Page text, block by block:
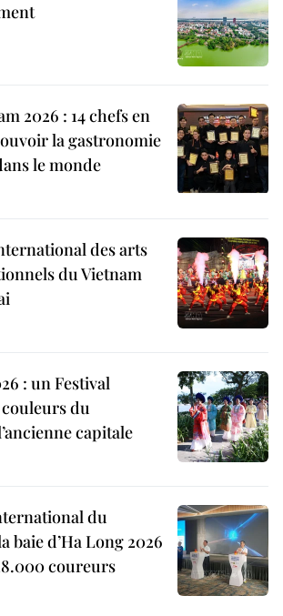
2026 : 14 chefs en
la gastronomie
le monde
des arts
du Vietnam
: un Festival
couleurs du
capitale
du
baie d’Ha Long 2026
coureurs